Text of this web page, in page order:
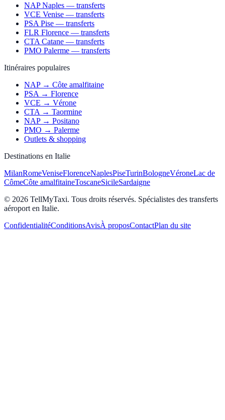
NAP Naples — transferts
VCE Venise — transferts
PSA Pise — transferts
FLR Florence — transferts
CTA Catane — transferts
PMO Palerme — transferts
Itinéraires populaires
NAP → Côte amalfitaine
PSA → Florence
VCE → Vérone
CTA → Taormine
NAP → Positano
PMO → Palerme
Outlets & shopping
Destinations en Italie
MilanRomeVeniseFlorenceNaplesPiseTurinBologneVéroneLac de
CômeCôte amalfitaineToscaneSicileSardaigne
© 2026 TellMyTaxi. Tous droits réservés. Spécialistes des transferts
aéroport en Italie.
ConfidentialitéConditionsAvisÀ proposContactPlan du site